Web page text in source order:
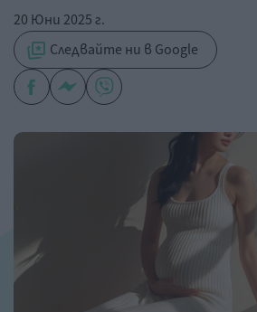
20 Юни 2025 г.
Следвайте ни в Google